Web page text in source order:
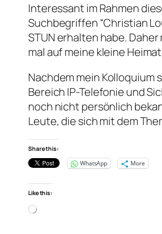
Interessant im Rahmen
Suchbegriffen “Christian
STUN erhalten habe.
mal auf meine kleine
Nachdem mein Kolloquium
Bereich IP-Telefonie und
noch nicht persönlich
Leute, die sich mit dem
Share this:
WhatsApp
More
Like this: